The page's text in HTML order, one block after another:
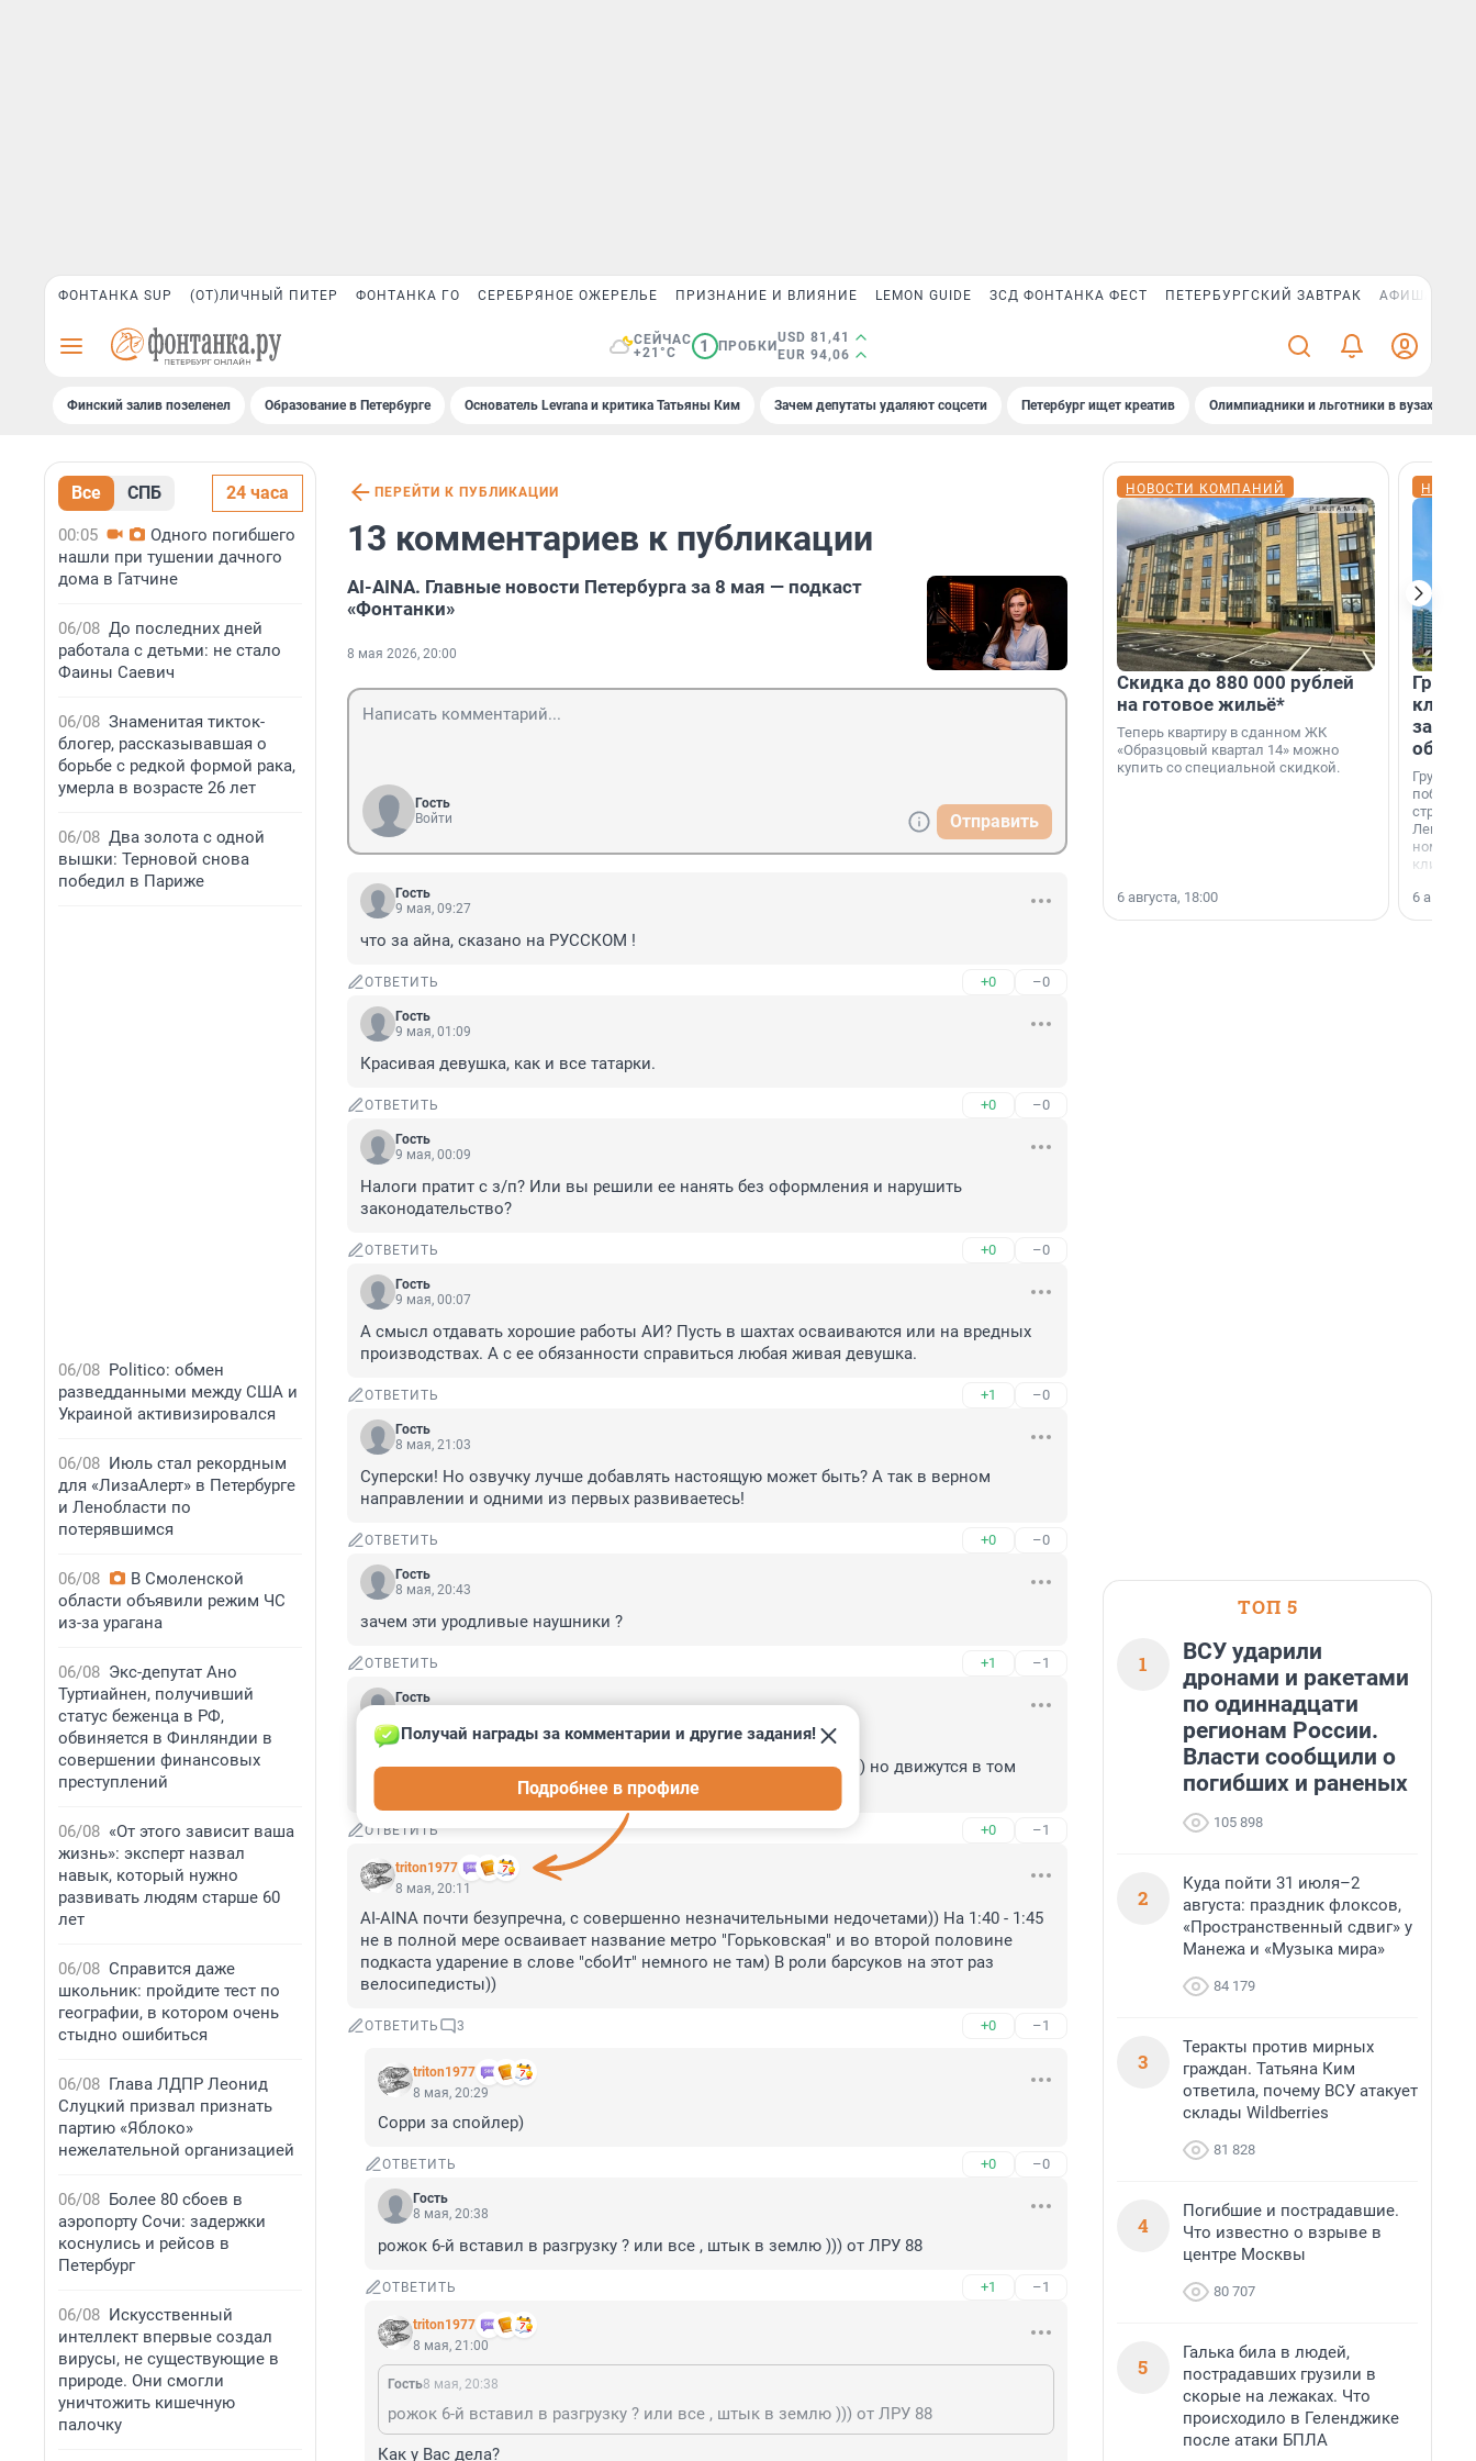
ФОНТАНКА SUP (ОТ)ЛИЧНЫЙ ПИТЕР ФОНТАНКА ГО СЕРЕБРЯНОЕ ОЖЕРЕЛЬЕ ПРИЗНАНИЕ И ВЛИЯНИЕ LEMON GUIDE ЗСД ФОНТАНКА ФЕСТ ПЕТЕРБУРГСКИЙ ЗАВТРАК АФИША PLUS
СЕЙЧАС
+21°C
1 ПРОБКИ
USD 81,41
EUR 94,06
Финский залив позеленел Образование в Петербурге Основатель Levrana и критика Татьяны Ким Зачем депутаты удаляют соцсети Петербург ищет креатив Олимпиадники и льготники в вузах СПб
Все СПБ 24 часа
00:05
Одного погибшего
нашли при тушении дачного
дома в Гатчине
06/08 До последних дней
работала с детьми: не стало
Фаины Саевич
06/08 Знаменитая тикток-
блогер, рассказывавшая о
борьбе с редкой формой рака,
умерла в возрасте 26 лет
06/08 Два золота с одной
вышки: Терновой снова
победил в Париже
06/08 Politico: обмен
разведданными между США и
Украиной активизировался
06/08 Июль стал рекордным
для «ЛизаАлерт» в Петербурге
и Ленобласти по
потерявшимся
06/08
В Смоленской
области объявили режим ЧС
из-за урагана
06/08 Экс-депутат Ано
Туртиайнен, получивший
статус беженца в РФ,
обвиняется в Финляндии в
совершении финансовых
преступлений
06/08 «От этого зависит ваша
жизнь»: эксперт назвал
навык, который нужно
развивать людям старше 60
лет
06/08 Справится даже
школьник: пройдите тест по
географии, в котором очень
стыдно ошибиться
06/08 Глава ЛДПР Леонид
Слуцкий призвал признать
партию «Яблоко»
нежелательной организацией
06/08 Более 80 сбоев в
аэропорту Сочи: задержки
коснулись и рейсов в
Петербург
06/08 Искусственный
интеллект впервые создал
вирусы, не существующие в
природе. Они смогли
уничтожить кишечную
палочку
ПЕРЕЙТИ К ПУБЛИКАЦИИ
13 комментариев к публикации
AI-AINA. Главные новости Петербурга за 8 мая — подкаст
«Фонтанки»
8 мая 2026, 20:00
Гость
Войти
Отправить
Гость
9 мая, 09:27
что за айна, сказано на РУССКОМ !
ОТВЕТИТЬ +0 –0
Гость
9 мая, 01:09
Красивая девушка, как и все татарки.
ОТВЕТИТЬ +0 –0
Гость
9 мая, 00:09
Налоги пратит с з/п? Или вы решили ее нанять без оформления и нарушить
законодательство?
ОТВЕТИТЬ +0 –0
Гость
9 мая, 00:07
А смысл отдавать хорошие работы АИ? Пусть в шахтах осваиваются или на вредных
производствах. А с ее обязанности справиться любая живая девушка.
ОТВЕТИТЬ +1 –0
Гость
8 мая, 21:03
Суперски! Но озвучку лучше добавлять настоящую может быть? А так в верном
направлении и одними из первых развиваетесь!
ОТВЕТИТЬ +0 –0
Гость
8 мая, 20:43
зачем эти уродливые наушники ?
ОТВЕТИТЬ +1 –1
Гость
Карп, ты на руки то её посмотри..
И Карп такой задумчиво - Руки ещё не так как у кислёва ходят :) но движутся в том
ОТВЕТИТЬ +0 –1
triton1977
Получай награды за комментарии и другие задания!
Подробнее в профиле
8 мая, 20:11
AI-AINA почти безупречна, с совершенно незначительными недочетами)) На 1:40 - 1:45
не в полной мере осваивает название метро "Горьковская" и во второй половине
подкаста ударение в слове "сбоИт" немного не там) В роли барсуков на этот раз
велосипедисты))
ОТВЕТИТЬ 3 +0 –1
triton1977
8 мая, 20:29
Сорри за спойлер)
ОТВЕТИТЬ +0 –0
Гость
8 мая, 20:38
рожок 6-й вставил в разгрузку ? или все , штык в землю ))) от ЛРУ 88
ОТВЕТИТЬ +1 –1
triton1977
8 мая, 21:00
Гость8 мая, 20:38
рожок 6-й вставил в разгрузку ? или все , штык в землю ))) от ЛРУ 88
Как у Вас дела?
НОВОСТИ КОМПАНИЙ
Скидка до 880 000 рублей
на готовое жильё*
Теперь квартиру в сданном ЖК
«Образцовый квартал 14» можно
купить со специальной скидкой.
6 августа, 18:00
Группа
области».
6
ТОП 5
1
ВСУ ударили
дронами и ракетами
по одиннадцати
регионам России.
Власти сообщили о
погибших и раненых
105 898
2
Куда пойти 31 июля–2
августа: праздник флоксов,
«Пространственный сдвиг» у
Манежа и «Музыка мира»
84 179
3
Теракты против мирных
граждан. Татьяна Ким
ответила, почему ВСУ атакует
склады Wildberries
81 828
4
Погибшие и пострадавшие.
Что известно о взрыве в
центре Москвы
80 707
5
Галька била в людей,
пострадавших грузили в
скорые на лежаках. Что
происходило в Геленджике
после атаки БПЛА